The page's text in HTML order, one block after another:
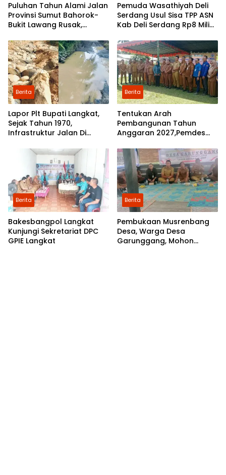
Puluhan Tahun Alami Jalan
Provinsi Sumut Bahorok-
Bukit Lawang Rusak,
Perbaikan
Pemuda Wasathiyah Deli
Serdang Usul Sisa TPP ASN
Kab Deli Serdang Rp8 Miliar
Pesantren dan Guru Ngaji
Berita
Lapor Plt Bupati Langkat,
Sejak Tahun 1970,
Infrastruktur Jalan Di
Diperhatikan Pemerintah
Kabupaten Langkat
Berita
Tentukan Arah
Pembangunan Tahun
Anggaran 2027,Pemdes
Musrenbang
Berita
Bakesbangpol Langkat
Kunjungi Sekretariat DPC
GPIE Langkat
Berita
Pembukaan Musrenbang
Desa, Warga Desa
Garunggang, Mohon